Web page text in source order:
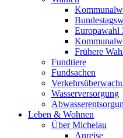
Europawahl
Frühere
Fundtiere
Fundsachen
Wasserversorgung
Leben & Wohnen
Über Michelau
Anreise